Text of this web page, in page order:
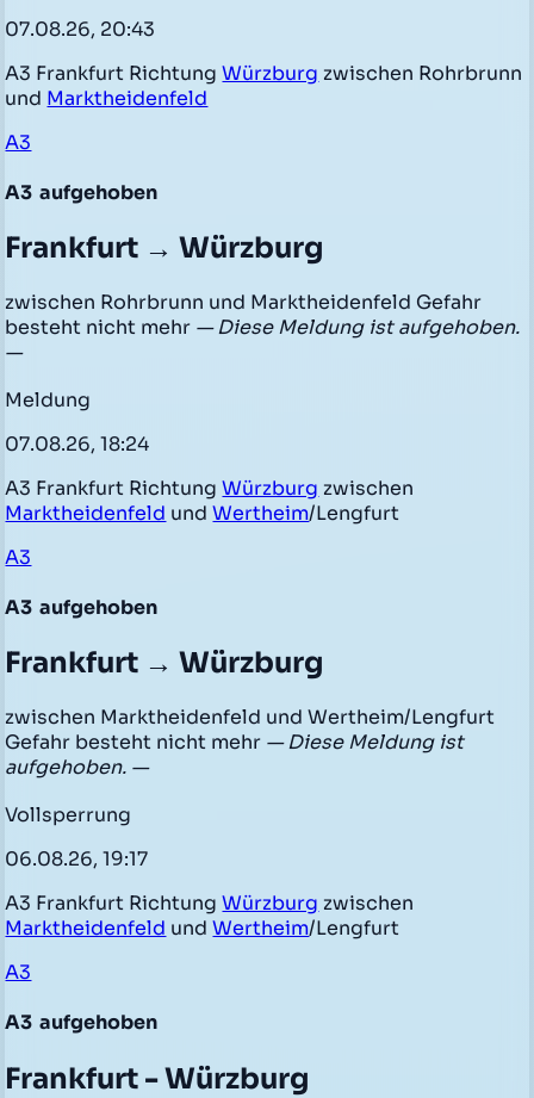
07.08.26, 20:43
A3 Frankfurt RichtungWürzburg zwischen Rohrbrunn
und Marktheidenfeld
A3
A3 aufgehoben
Frankfurt → Würzburg
zwischen Rohrbrunn und Marktheidenfeld Gefahr
besteht nicht mehr — Diese Meldung ist aufgehoben.
—
Meldung
07.08.26, 18:24
A3 Frankfurt RichtungWürzburg zwischen
Marktheidenfeld undWertheim/Lengfurt
A3
A3 aufgehoben
Frankfurt → Würzburg
zwischen Marktheidenfeld und Wertheim/Lengfurt
Gefahr besteht nicht mehr — Diese Meldung ist
aufgehoben. —
Vollsperrung
06.08.26, 19:17
A3 Frankfurt RichtungWürzburg zwischen
Marktheidenfeld undWertheim/Lengfurt
A3
A3 aufgehoben
Frankfurt - Würzburg